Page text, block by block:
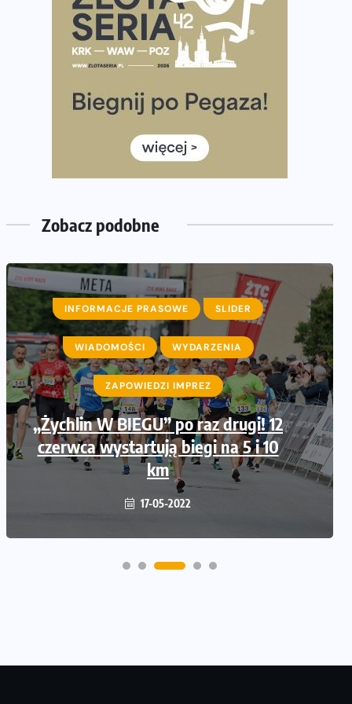
półmaratonem
Już w tę sobotę 35. Bieg Powstania Warszawskiego.
Wystartuje rekordowa liczba uczestników
poradnik przed startem
Ile razy w tygodniu biegać? 3 treningi wystarczą? Jak
często biegać, żeby robić postępy
Już w ten weekend! Przed nami Nocny Portowy
wiedzieć
Zobacz podobne
INFORMACJE PRASOWE SLIDER
WIADOMOŚCI WYDARZENIA
ZAPOWIEDZI IMPREZ
„Żychlin W BIEGU” po raz drugi! 12
czerwca wystartują biegi na 5 i 10
km
17-05-2022